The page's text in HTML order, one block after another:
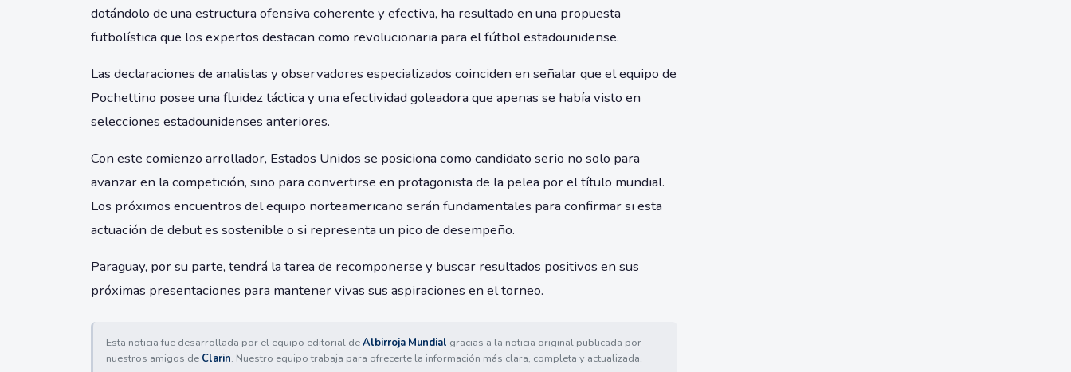
dotándolo de una estructura ofensiva coherente y efectiva, ha resultado en una propuesta
futbolística que los expertos destacan como revolucionaria para el fútbol estadounidense.
Las declaraciones de analistas y observadores especializados coinciden en señalar que el equipo de
Pochettino posee una fluidez táctica y una efectividad goleadora que apenas se había visto en
selecciones estadounidenses anteriores.
Con este comienzo arrollador, Estados Unidos se posiciona como candidato serio no solo para
avanzar en la competición, sino para convertirse en protagonista de la pelea por el título mundial.
Los próximos encuentros del equipo norteamericano serán fundamentales para confirmar si esta
actuación de debut es sostenible o si representa un pico de desempeño.
Paraguay, por su parte, tendrá la tarea de recomponerse y buscar resultados positivos en sus
próximas presentaciones para mantener vivas sus aspiraciones en el torneo.
Esta noticia fue desarrollada por el equipo editorial deAlbirroja Mundial gracias a la noticia original publicada por
nuestros amigos de Clarin. Nuestro equipo trabaja para ofrecerte la información más clara, completa y actualizada.